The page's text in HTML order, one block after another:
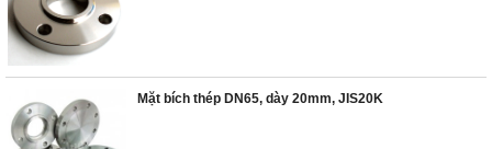
Mặt bích thép DN65, dày 20mm, JIS20K